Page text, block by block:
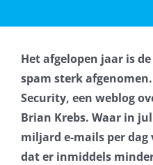
Cloud Computing
VOIP
Microsoft NCE
Het afgelopen jaar is
spam sterk
Security, een weblog
Brian Krebs. Waar in
miljard e-mails per
dat er inmiddels